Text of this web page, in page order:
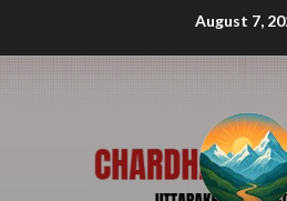
August 7,